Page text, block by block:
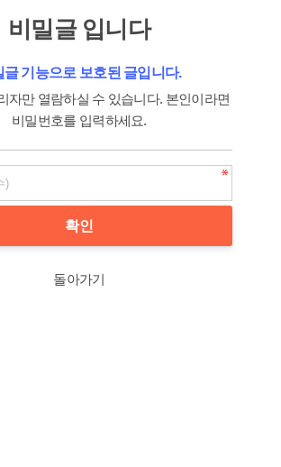
비밀글 입니다
글 기능으로 보호된 글입니다.
자만 열람하실 수 있습니다. 본인이라면
비밀번호를 입력하세요.
돌아가기